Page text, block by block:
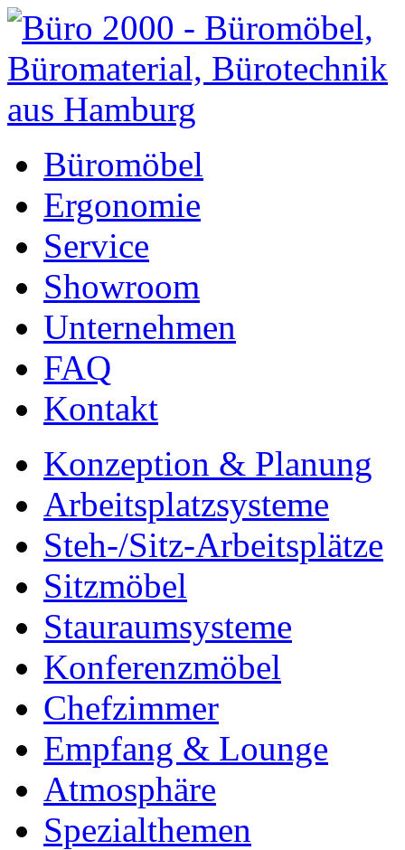
Büromöbel
Ergonomie
Service
Showroom
Unternehmen
FAQ
Kontakt
Konzeption & Planung
Arbeitsplatzsysteme
Steh-/Sitz-Arbeitsplätze
Sitzmöbel
Stauraumsysteme
Konferenzmöbel
Chefzimmer
Empfang & Lounge
Atmosphäre
Spezialthemen